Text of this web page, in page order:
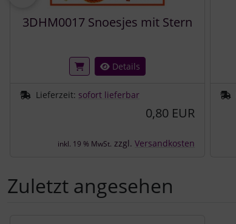
3DHM0017 Snoesjes mit Stern
Details
Lieferzeit: sofort lieferbar
0,80 EUR
inkl. 19 % MwSt. zzgl. Versandkosten
Zuletzt angesehen